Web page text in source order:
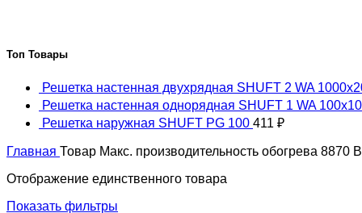
Топ Товары
Решетка настенная двухрядная SHUFT 2 WA
Решетка настенная однорядная SHUFT 1 WA
Решетка наружная SHUFT PG 100 411 ₽
Главная Товар Макс. производительность обогрева 8870
Отображение единственного товара
Показать фильтры